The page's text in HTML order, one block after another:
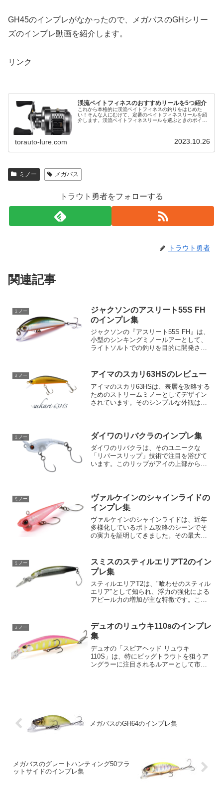
GH45のインプレがなかったので、メガバスのGHシリー
ズのインプレ動画を紹介します。
リンク
渓流ベイトフィネスのおすすめリールを5つ紹介
これから本格的に渓流ベイトフィネスの釣りをはじめた
い！そんな人にむけて、定番のベイトフィネスリールを紹
介します。渓流ベイトフィネスリールを選ぶときのポイン
torauto-lure.com 2023.10.26
ミノー メガバス
トラウト勇者をフォローする
トラウト勇者
関連記事
ミノー
ジャクソンのアスリート55S FH
のインプレ集
ジャクソンの『アスリート55S FH』は、
小型のシンキングミノールアーとして、
ライトソルトでの釣りを目的に開発され
ラーに知られています。そんなアスリー
ト55Sを更に進化...
ミノー アイマのスカリ63HSのレビュー
アイマのスカリ63HSは、表層を攻略する
ためのストリームミノーとしてデザイン
されています。そのシンプルな外観は、
の強弱だけで、このミ...
ミノー ダイワのリバクラのインプレ集
ダイワのリバクラは、そのユニークな
「リバースリップ」技術で注目を浴びて
います。このリップがアイの上部から上
て一定の水深を攻める、速い...
ミノー
ヴァルケインのシャインライドの
インプレ集
ヴァルケインのシャインライドは、近年
多様化しているボトム攻略のシーンでそ
の実力を証明してきました。その最大の
設計により、シャインライドは圧倒的な
釣果を上げることが可能と...
ミノー
スミスのスティルエリアT2のイン
プレ集
スティルエリアT2は、"喰わせのスティル
エリア"として知られ、浮力の強化による
アピール力の増加が主な特徴です。この
法は、ルアーを水中に速やかに潜らせ、
トラウトの目...
ミノー
デュオのリュウキ110sのインプレ
集
デュオの「スピアヘッド リュウキ
110S」は、特にビッグトラウトを狙うア
ングラーに注目されるルアーとして市場
メガバスのGH64のインプレ集
メガバスのグレートハンティング50フラ
ットサイドのインプレ集